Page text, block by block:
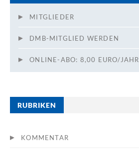
MITGLIEDER
DMB-MITGLIED WERDEN
ONLINE-ABO: 8,00 EURO/JAHR
RUBRIKEN
KOMMENTAR